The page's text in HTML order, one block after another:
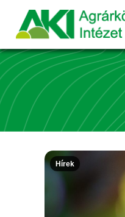
Hírek